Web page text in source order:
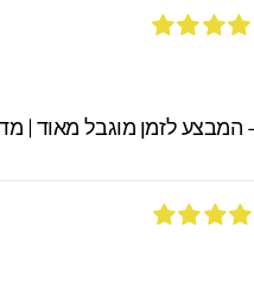
לזמן מוגבל מאוד |